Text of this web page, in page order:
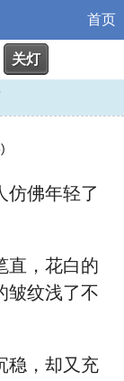
首页
关灯
仿佛年轻了
直，花白的
皱纹浅了不
稳，却又充